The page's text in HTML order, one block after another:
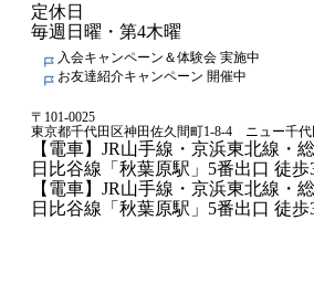
定休日
毎週日曜・第4木曜
入会キャンペーン＆体験会 実施中
お友達紹介キャンペーン 開催中
〒 101-0025
東京都千代田区神田佐久間町1-8-4 ニュー千
【電車】JR山手線・京浜東北線
日比谷線「秋葉原駅」5番出口 徒
【電車】JR山手線・京浜東北線
日比谷線「秋葉原駅」5番出口 徒